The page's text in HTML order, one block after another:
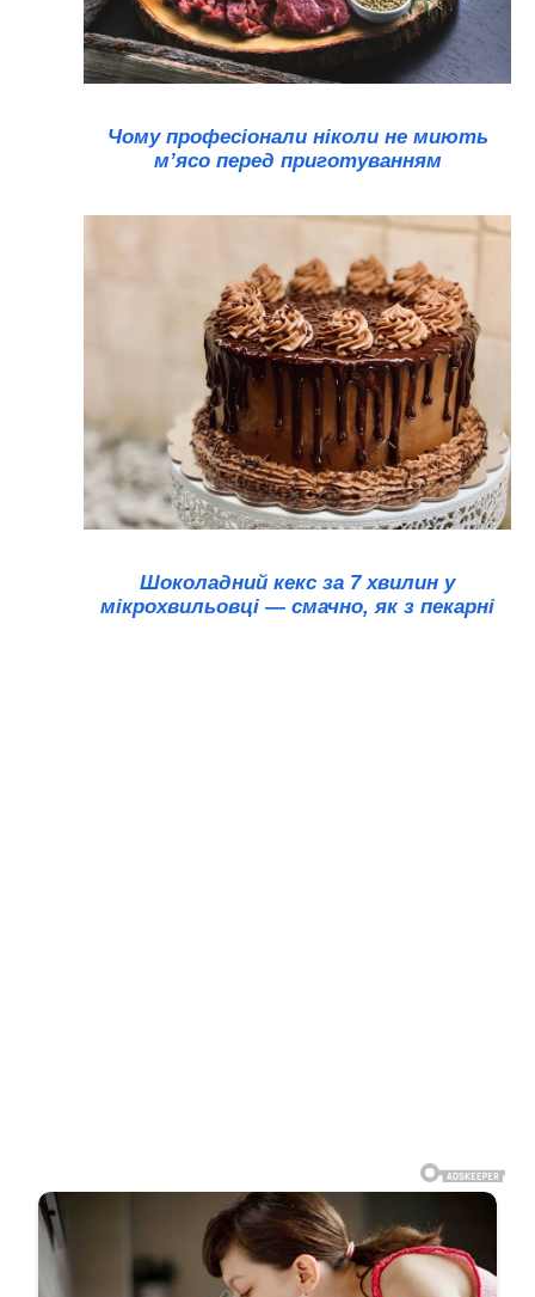
Чому професіонали ніколи не миють
м’ясо перед приготуванням
Шоколадний кекс за 7 хвилин у
мікрохвильовці — смачно, як з пекарні